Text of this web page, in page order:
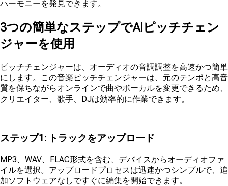
ハーモニーを発見できます。
3つの簡単なステップでAIピッチチェン
ジャーを使用
ピッチチェンジャーは、オーディオの音調調整を高速かつ簡単
にします。この音楽ピッチチェンジャーは、元のテンポと高音
質を保ちながらオンラインで曲やボーカルを変更できるため、
クリエイター、歌手、DJは効率的に作業できます。
ステップ1: トラックをアップロード
MP3、WAV、FLAC形式を含む、デバイスからオーディオファ
イルを選択。アップロードプロセスは迅速かつシンプルで、追
加ソフトウェアなしですぐに編集を開始できます。